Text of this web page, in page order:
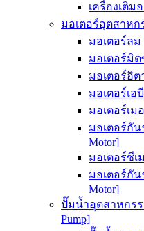
เครื่องเติม
มอเตอร์อุตสาหก
มอเตอร์ลม
มอเตอร์มิต
มอเตอร์ฮิต
มอเตอร์เอ
มอเตอร์เม
มอเตอร์กัน
Motor]
มอเตอร์ซีเ
มอเตอร์กัน
Motor]
ปั๊มน้ำอุตสาหกรร
Pump]